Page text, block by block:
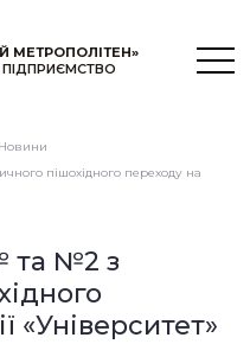
МЕТРОПОЛІТЕН»
Новини
пішохідного переходу на
та №2 з
«Університет»